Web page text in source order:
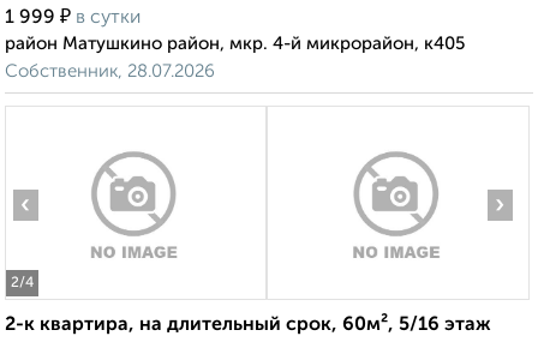
1 999 ₽ в сутки
район Матушкино район, мкр. 4-й микрорайон, к405
Собственник, 28.07.2026
2/4
‹ ›
2-к квартира, на длительный срок, 60м², 5/16 этаж